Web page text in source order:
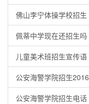
佛山李宁体操学校招生
佩蒂中学现在还招生吗
儿童美术班招生宣传语
公安海警学院招生2016
公安海警学院招生电话